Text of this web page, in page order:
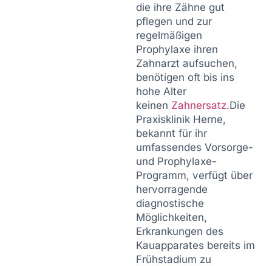
die ihre Zähne gut
pflegen und zur
regelmäßigen
Prophylaxe ihren
Zahnarzt aufsuchen,
benötigen oft bis ins
hohe Alter
keinen Zahnersatz.Die
Praxisklinik Herne,
bekannt für ihr
umfassendes Vorsorge-
und Prophylaxe-
Programm, verfügt über
hervorragende
diagnostische
Möglichkeiten,
Erkrankungen des
Kauapparates bereits im
Frühstadium zu